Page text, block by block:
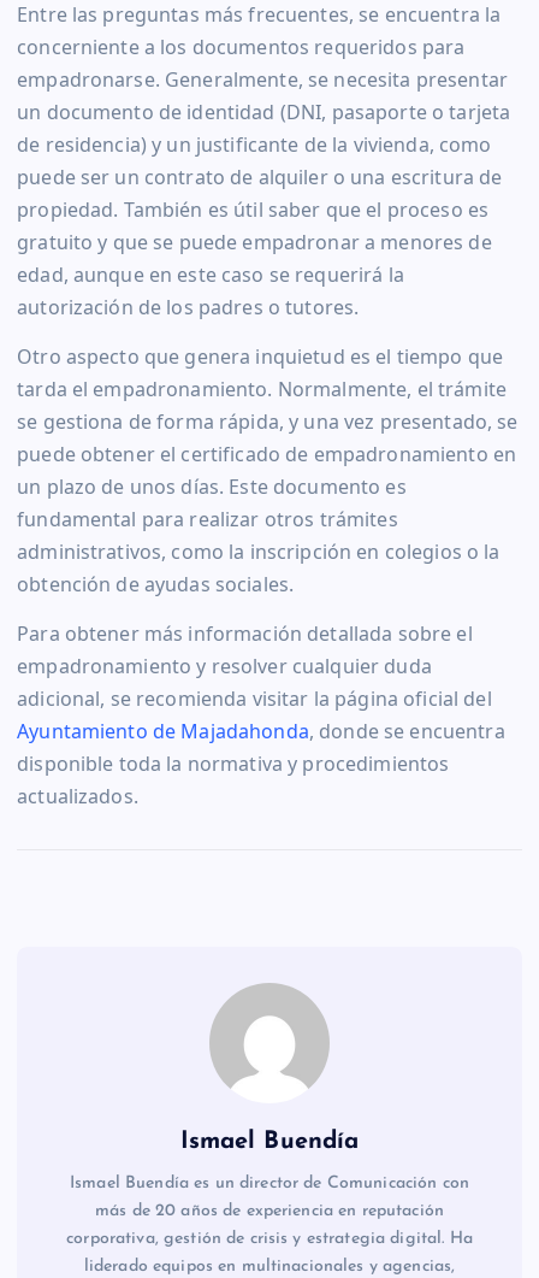
Entre las preguntas más frecuentes, se encuentra la
concerniente a los documentos requeridos para
empadronarse. Generalmente, se necesita presentar
un documento de identidad (DNI, pasaporte o tarjeta
de residencia) y un justificante de la vivienda, como
puede ser un contrato de alquiler o una escritura de
propiedad. También es útil saber que el proceso es
gratuito y que se puede empadronar a menores de
edad, aunque en este caso se requerirá la
autorización de los padres o tutores.
Otro aspecto que genera inquietud es el tiempo que
tarda el empadronamiento. Normalmente, el trámite
se gestiona de forma rápida, y una vez presentado, se
puede obtener el certificado de empadronamiento en
un plazo de unos días. Este documento es
fundamental para realizar otros trámites
administrativos, como la inscripción en colegios o la
obtención de ayudas sociales.
Para obtener más información detallada sobre el
empadronamiento y resolver cualquier duda
adicional, se recomienda visitar la página oficial del
Ayuntamiento de Majadahonda, donde se encuentra
disponible toda la normativa y procedimientos
actualizados.
Ismael Buendía
Ismael Buendía es un director de Comunicación con
más de 20 años de experiencia en reputación
corporativa, gestión de crisis y estrategia digital. Ha
liderado equipos en multinacionales y agencias,